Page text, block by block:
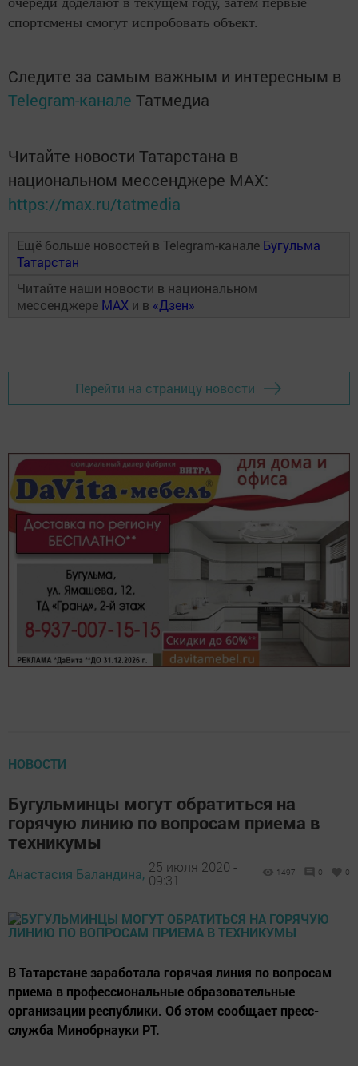
спортсмены смогут испробовать объект.
Следите за самым важным и интересным в
Telegram-канале Татмедиа
Читайте новости Татарстана в
национальном мессенджере MАХ:
https://max.ru/tatmedia
Ещё больше новостей в Telegram-канале Бугульма
Татарстан
Читайте наши новости в национальном
мессенджере MAX и в «Дзен»
Перейти на страницу новости
НОВОСТИ
Бугульминцы могут обратиться на
горячую линию по вопросам приема в
техникумы
Анастасия Баландина, 25 июля 2020 -
09:31
1497 0 0
В Татарстане заработала горячая линия по вопросам
приема в профессиональные образовательные
организации республики. Об этом сообщает пресс-
служба Минобрнауки РТ.